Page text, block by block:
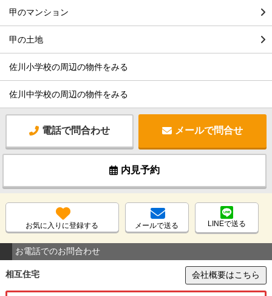
甲のマンション
甲の土地
佐川小学校の周辺の物件をみる
佐川中学校の周辺の物件をみる
電話で問合わせ メールで問合せ
内見予約
お気に入りに登録する メールで送る LINEで送る
お電話でのお問合わせ
相互住宅 会社概要はこちら